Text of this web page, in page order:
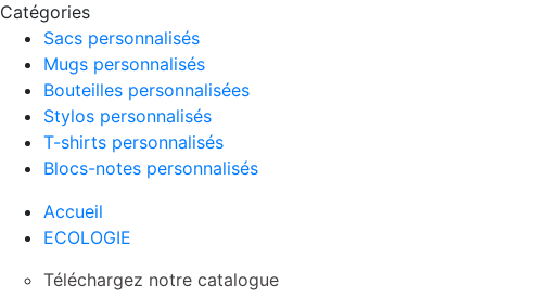
Catégories
Sacs personnalisés
Mugs personnalisés
Bouteilles personnalisées
Stylos personnalisés
T-shirts personnalisés
Blocs-notes personnalisés
Accueil
ECOLOGIE
Téléchargez notre catalogue